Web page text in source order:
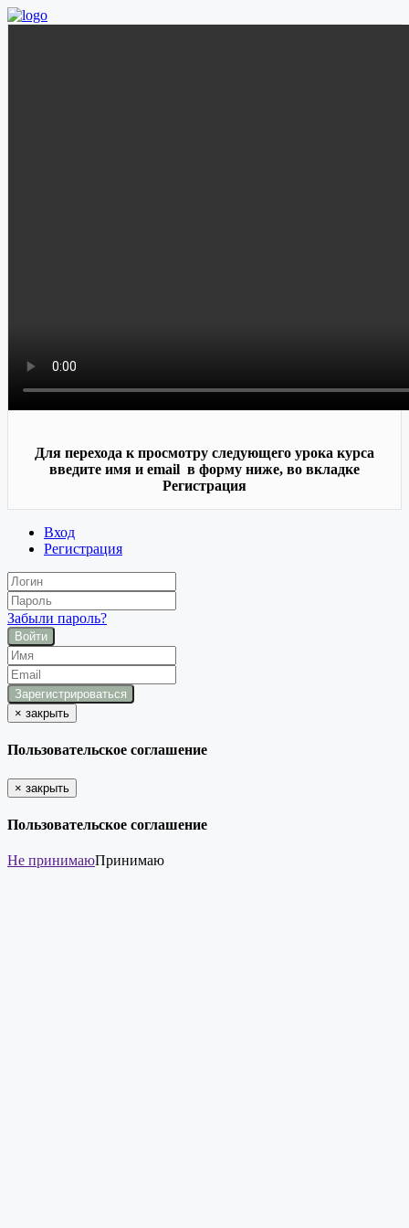
Для перехода к просмотру следующего урока курса
введите имя и email в форму ниже, во вкладке
Регистрация
Вход
Регистрация
Забыли пароль?
Войти
× закрыть
Пользовательское соглашение
× закрыть
Пользовательское соглашение
Не принимаюПринимаю